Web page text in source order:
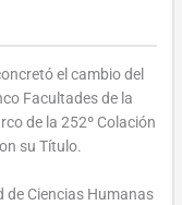
el cambio del
Facultades de la
de la 252º Colación
su Título.
de Ciencias Humanas